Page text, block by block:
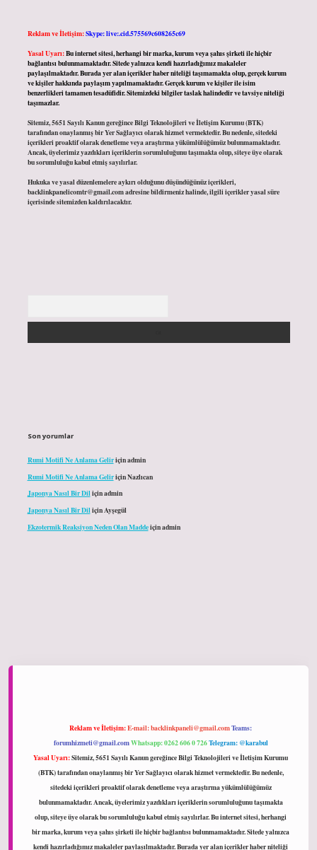
Reklam ve İletişim:Skype: live:.cid.575569c608265c69
Yasal Uyarı:Bu internet sitesi, herhangi bir marka, kurum veya şahıs şirketi ile hiçbir
bağlantısı bulunmamaktadır. Sitede yalnızca kendi hazırladığımız makaleler
paylaşılmaktadır. Burada yer alan içerikler haber niteliği taşımamakta olup, gerçek kurum
ve kişiler hakkında paylaşım yapılmamaktadır. Gerçek kurum ve kişiler ile isim
benzerlikleri tamamen tesadüfidir. Sitemizdeki bilgiler taslak halindedir ve tavsiye niteliği
taşımazlar.
Sitemiz, 5651 Sayılı Kanun gereğince Bilgi Teknolojileri ve İletişim Kurumu (BTK)
tarafından onaylanmış bir Yer Sağlayıcı olarak hizmet vermektedir. Bu nedenle, sitedeki
içerikleri proaktif olarak denetleme veya araştırma yükümlülüğümüz bulunmamaktadır.
Ancak, üyelerimiz yazdıkları içeriklerin sorumluluğunu taşımakta olup, siteye üye olarak
bu sorumluluğu kabul etmiş sayılırlar.
Hukuka ve yasal düzenlemelere aykırı olduğunu düşündüğünüz içerikleri,
backlinkpanelicomtr@gmail.comadresine bildirmeniz halinde, ilgili içerikler yasal süre
içerisinde sitemizden kaldırılacaktır.
Son yorumlar
Rumi Motifi Ne Anlama Geliriçinadmin
Rumi Motifi Ne Anlama GeliriçinNazlıcan
Japonya Nasıl Bir Diliçinadmin
Japonya Nasıl Bir DiliçinAyşegül
Ekzotermik Reaksiyon Neden Olan Maddeiçinadmin
Reklam ve İletişim:E-mail:backlinkpaneli@gmail.comTeams:
forumhizmeti@gmail.comWhatsapp: 0262 606 0 726Telegram: @karabul
Yasal Uyarı:Sitemiz, 5651 Sayılı Kanun gereğince Bilgi Teknolojileri ve İletişim Kurumu
(BTK) tarafından onaylanmış bir Yer Sağlayıcı olarak hizmet vermektedir. Bu nedenle,
sitedeki içerikleri proaktif olarak denetleme veya araştırma yükümlülüğümüz
bulunmamaktadır. Ancak, üyelerimiz yazdıkları içeriklerin sorumluluğunu taşımakta
olup, siteye üye olarak bu sorumluluğu kabul etmiş sayılırlar. Bu internet sitesi, herhangi
bir marka, kurum veya şahıs şirketi ile hiçbir bağlantısı bulunmamaktadır. Sitede yalnızca
kendi hazırladığımız makaleler paylaşılmaktadır. Burada yer alan içerikler haber niteliği